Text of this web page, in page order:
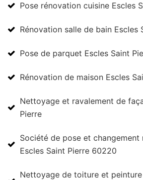
Pose rénovation cuisine Escles
Rénovation salle de bain Escles
Pose de parquet Escles Saint
Rénovation de maison Escles
Nettoyage et ravalement de
Pierre
Société de pose et changement
Escles Saint Pierre 60220
Nettoyage de toiture et